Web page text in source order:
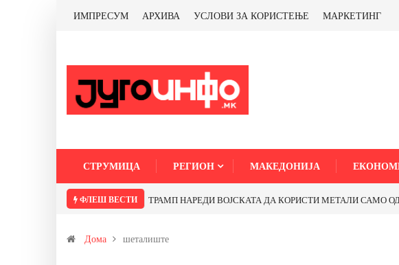
ИМПРЕСУМ АРХИВА УСЛОВИ ЗА КОРИСТЕЊЕ МАРКЕТИНГ
СТРУМИЦА РЕГИОН МАКЕДОНИЈА
ФЛЕШ ВЕСТИ ТРАМП НАРЕДИ ВОЈСКАТА ДА КОРИСТИ МЕТАЛИ САМО ОД
Дома шеталиште